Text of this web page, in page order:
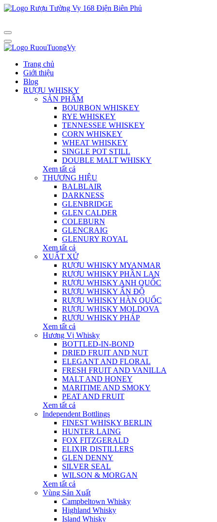
Trang chủ
Giới thiệu
Blog
RƯỢU WHISKY
SẢN PHẨM
BOURBON WHISKEY
RYE WHISKEY
TENNESSEE WHISKEY
CORN WHISKEY
WHEAT WHISKEY
SINGLE POT STILL
DOUBLE MALT WHISKY
Xem tất cả
THƯƠNG HIỆU
BALBLAIR
DARKNESS
GLENBRIDGE
GLEN CALDER
COLEBURN
GLENCRAIG
GLENURY ROYAL
Xem tất cả
XUẤT XỨ
RƯỢU WHISKY MYANMAR
RƯỢU WHISKY PHẦN LAN
RƯỢU WHISKY ANH QUỐC
RƯỢU WHISKY ẤN ĐỘ
RƯỢU WHISKY HÀN QUỐC
RƯỢU WHISKY MOLDOVA
RƯỢU WHISKY PHÁP
Xem tất cả
Hương Vị Whisky
BOTTLED-IN-BOND
DRIED FRUIT AND NUT
ELEGANT AND FLORAL
FRESH FRUIT AND VANILLA
MALT AND HONEY
MARITIME AND SMOKY
PEAT AND FRUIT
Xem tất cả
Independent Bottlings
FINEST WHISKY BERLIN
HUNTER LAING
FOX FITZGERALD
ELIXIR DISTILLERS
GLEN DENNY
SILVER SEAL
WILSON & MORGAN
Xem tất cả
Vùng Sản Xuất
Campbeltown Whisky
Highland Whisky
Island Whisky